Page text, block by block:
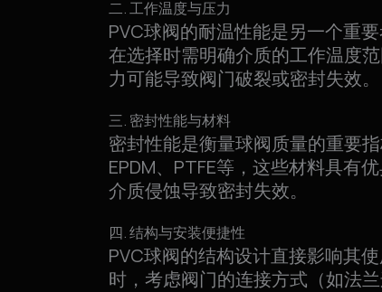
二. 工作温度与压力
PVC球阀的耐温性能是另一个重
在选择时需明确介质的工作温度
力可能导致阀门破裂或密封失效。
三. 密封性能与材料
密封性能是衡量球阀质量的重要
EPDM、PTFE等，这些材料具有
介质侵蚀导致密封失效。
四. 结构与安装便捷性
PVC球阀的结构设计直接影响其
时，考虑阀门的连接方式（如法